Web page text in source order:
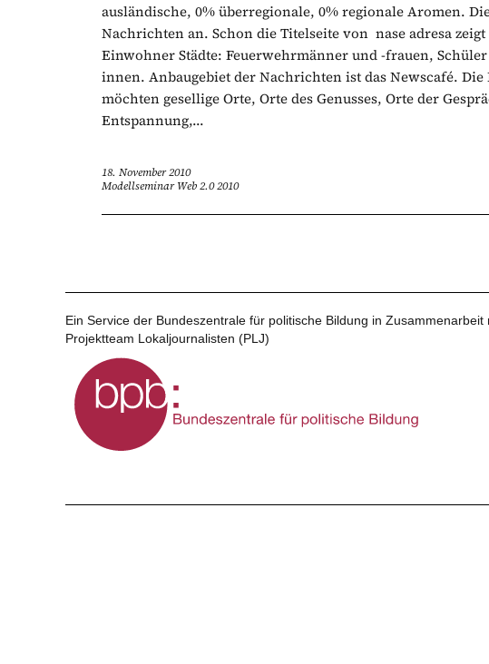
ausländische, 0% überregionale, 0% regionale Aromen.
Nachrichten an. Schon die Titelseite von nase adresa zeigt
Einwohner Städte: Feuerwehrmänner und -frauen,
innen. Anbaugebiet der Nachrichten ist das Newscafé. Die
möchten gesellige Orte, Orte des Genusses, Orte der
Entspannung,...
18. November 2010
Modellseminar Web 2.0 2010
Ein Service der Bundeszentrale für politische Bildung in Zusammenarbeit
Projektteam Lokaljournalisten (PLJ)